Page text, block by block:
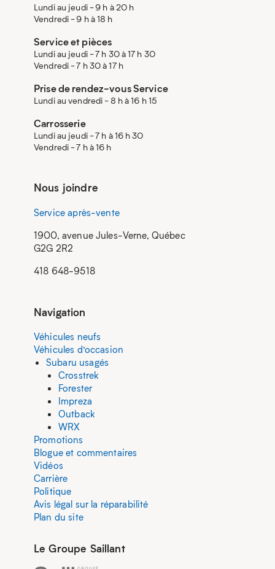
Lundi au jeudi - 9 h à 20 h
Vendredi - 9 h à 18 h
Service et pièces
Lundi au jeudi - 7 h 30 à 17 h 30
Vendredi - 7 h 30 à 17 h
Prise de rendez-vous Service
Lundi au vendredi - 8 h à 16 h 15
Carrosserie
Lundi au jeudi - 7 h à 16 h 30
Vendredi - 7 h à 16 h
Nous joindre
Service après-vente
1900, avenue Jules-Verne, Québec
G2G 2R2
418 648-9518
Navigation
Véhicules neufs
Véhicules d’occasion
Subaru usagés
Crosstrek
Forester
Impreza
Outback
WRX
Promotions
Blogue et commentaires
Vidéos
Carrière
Politique
Avis légal sur la réparabilité
Plan du site
Le Groupe Saillant